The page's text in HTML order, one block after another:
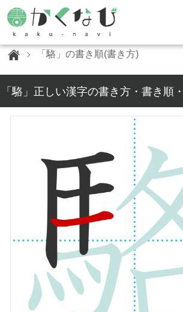
「駱」の書き順(書き方)
「駱」正しい漢字の書き方・書き順